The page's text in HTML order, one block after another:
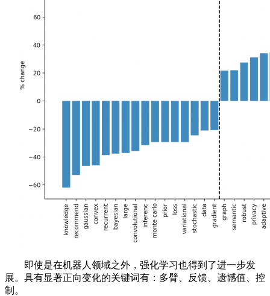
即使是在机器人领域之外，强化学习也得到了进一步发
展。具有显著正向变化的关键词有：多臂、反馈、遗憾值、控
制。